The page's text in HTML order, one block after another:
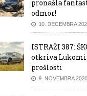
pronašla
odmor!
10. DECEMBRA
ISTRAŽI 387:
otkriva
prošlosti
9. NOVEMBRA 2020.